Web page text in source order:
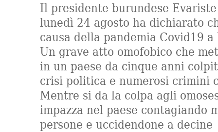
Il presidente burundese
lunedì 24 agosto ha dichiarato
causa della pandemia Covid19
Un grave atto omofobico che
in un paese da cinque anni
crisi politica e numerosi crimini
Mentre si da la colpa agli
impazza nel paese contagiando
persone e uccidendone a decine